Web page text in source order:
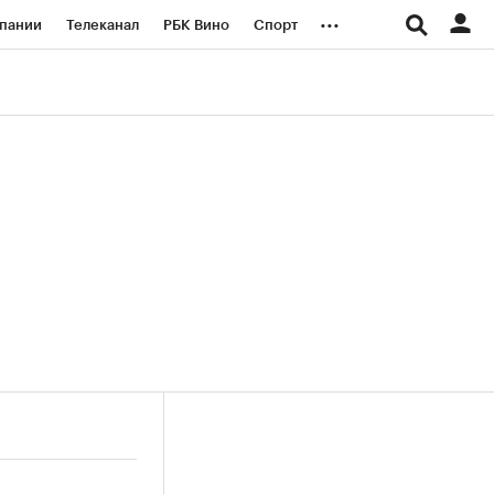
Телеканал РБК Вино Спорт ...